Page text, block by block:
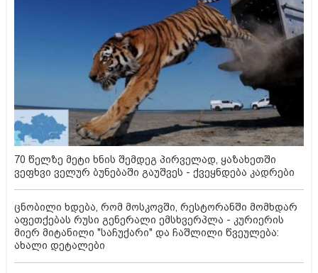
70 წელზე მეტი ხნის შემდეგ პირველად, ყაზახეთში
ვეფხვი ველურ ბუნებაში გაუშვეს - ქვეყნდება კადრები
ცნობილი ხდება, რომ მოსკოვში, რესტორანში მომხდარ
აფეთქებას რუსი გენერალი ემსხვერპლა - კურიერის
მიერ მიტანილი "საჩუქარი" და ჩაშლილი წვეულება:
ახალი დეტალები